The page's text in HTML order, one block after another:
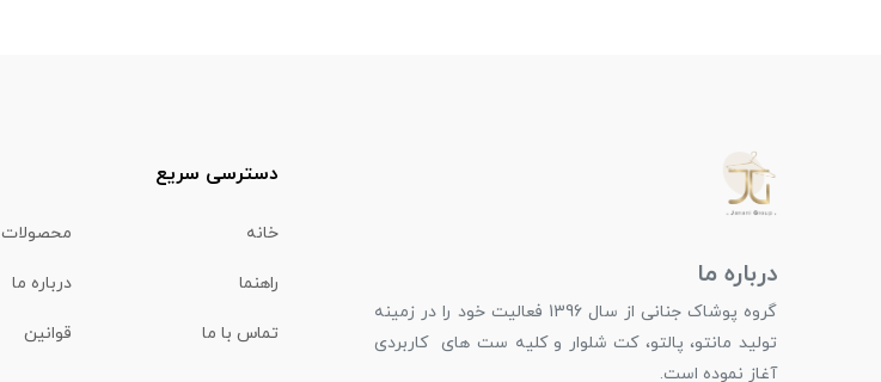
درباره ما
گروه پوشاک جنانی از سال 1396 فعالیت خود را در زمینه
تولید مانتو، پالتو، کت شلوار و کلیه ست های کاربردی
آغاز نموده است.
دسترسی سریع
خانه محصولات
راهنما درباره ما
تماس با ما قوانین